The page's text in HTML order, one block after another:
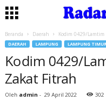
Beranda Daerah Kodim 0429/
DAERAH LAMPUNG LAMPUNG
Kodim 0429/
Zakat Fitrah
Oleh admin - 29 April 2022 302